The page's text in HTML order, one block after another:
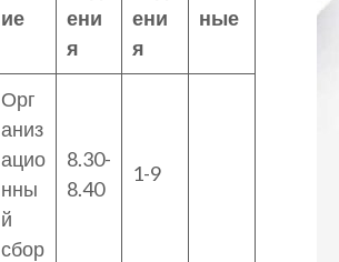
ие
ени
я
ени
я
ные
Орг
аниз
ацио
нны
й
сбор
8.30-
8.40
1-9